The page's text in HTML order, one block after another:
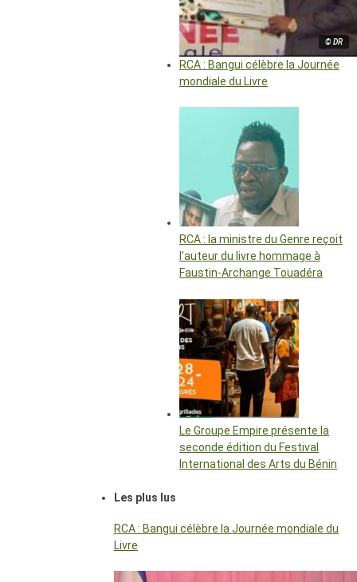
© DR
RCA : Bangui célèbre la Journée
mondiale du Livre
RCA : la ministre du Genre reçoit
l’auteur du livre hommage à
Faustin-Archange Touadéra
Le Groupe Empire présente la
seconde édition du Festival
International des Arts du Bénin
Les plus lus
RCA : Bangui célèbre la Journée mondiale du
Livre